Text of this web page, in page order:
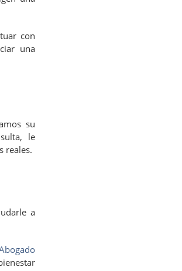
con
una
su
le
reales.
a